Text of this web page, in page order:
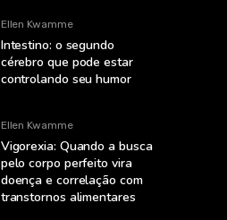
Ellen Kwamme
Intestino: o segundo
cérebro que pode estar
controlando seu humor
Ellen Kwamme
Vigorexia: Quando a busca
pelo corpo perfeito vira
doença e correlação com
transtornos alimentares